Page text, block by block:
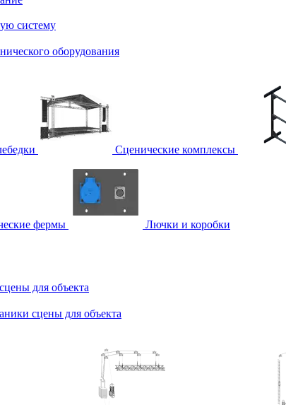
систему
оборудования
Сценические комплексы
фермы Лючки и коробки
для объекта
сцены для объекта